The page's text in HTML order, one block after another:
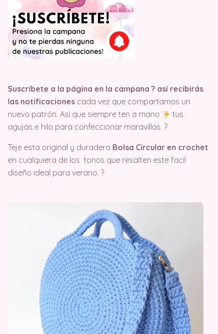
Suscríbete a la página en la campana ?️ así recibirás
las notificaciones cada vez que compartamos un
nuevo patrón. Así que siempre ten a mano
tus
agujas e hilo para confeccionar maravillas. ?
Teje esta original y duradera Bolsa Circular en crochet
en cualquiera de los tonos que resalten este facil
diseño ideal para verano. ?